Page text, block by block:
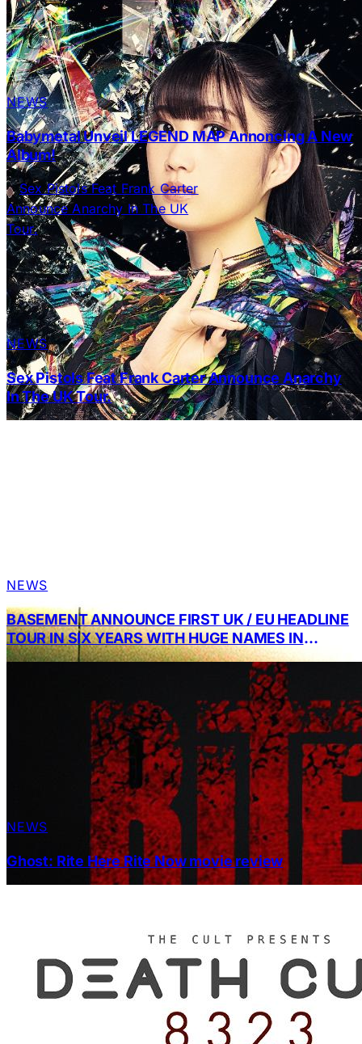
NEWS
Babymetal Unveil LEGEND MAP Annoncing A New
Album!
NEWS
Sex Pistols Feat Frank Carter Announce Anarchy
In The UK Tour.
NEWS
BASEMENT ANNOUNCE FIRST UK / EU HEADLINE
TOUR IN SIX YEARS WITH HUGE NAMES IN
SUPPORT
NEWS
Ghost: Rite Here Rite Now movie review